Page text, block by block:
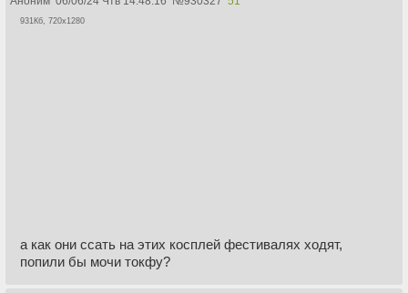
931Кб, 720x1280
а как они ссать на этих косплей фестивалях ходят,
попили бы мочи токфу?